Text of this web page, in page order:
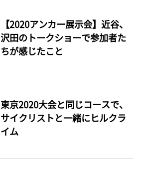
【2020アンカー展示会】近谷、
沢田のトークショーで参加者た
ちが感じたこと
東京2020大会と同じコースで、
サイクリストと一緒にヒルクラ
イム